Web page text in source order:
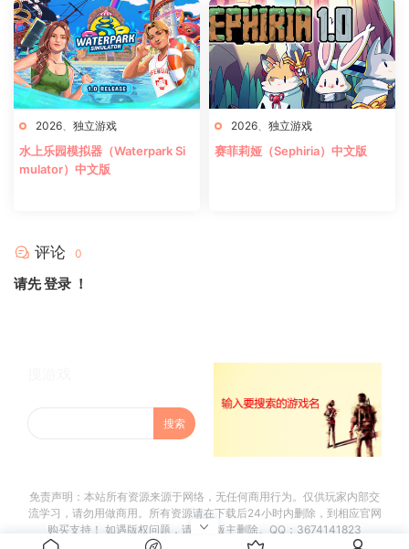
2026 独立游戏
水上乐园模拟器（Waterpark Si
mulator）中文版
2026 独立游戏
赛菲莉娅（Sephiria）中文版
评论 0
请先登录 ！
免责声明：本站所有资源来源于网络，无任何商用行为。仅供玩家内部交
流学习，请勿用做商用。所有资源请在下载后24小时内删除，到相应官网
购买支持！ 如遇版权问题，请联系版主删除。QQ：3674141823